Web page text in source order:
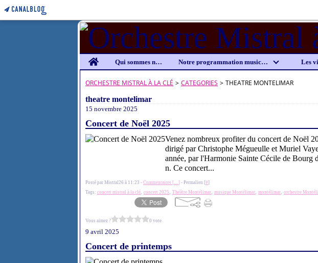
Home
Qui sommes nous ? Notre programmation musicale Les
ORCHESTRE MISTRAL À LA CLÉ > CATEGORIES > THEATRE MONTELIMAR
theatre montelimar
15 novembre 2025
Concert de Noël 2025
Venez nombreux profiter du concert de Noël
dirigé par Christophe Mégueulle et Muriel
année, par l'Harmonie Sainte Cécile de Bourg
n. Ce concert...
Posté par Mistral26 à 11:23 - Commentaires […] - Permalien [#]
Tags: concert mistral à la clé, concert 2025, Théâtre Montélimar, musique Montélimar, montélimar, orchestre
Vous aimez ? 0 vote
9 avril 2025
Concert de printemps